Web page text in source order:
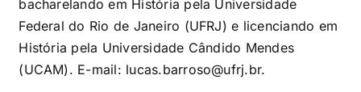
bacharelando em História pela Universidade
Federal do Rio de Janeiro (UFRJ) e licenciando em
História pela Universidade Cândido Mendes
(UCAM). E-mail: lucas.barroso@ufrj.br.